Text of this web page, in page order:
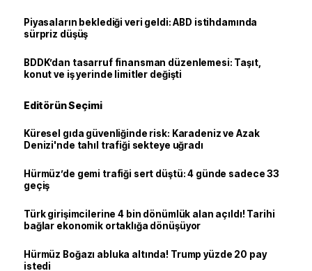
Piyasaların beklediği veri geldi: ABD istihdamında
sürpriz düşüş
BDDK’dan tasarruf finansman düzenlemesi: Taşıt,
konut ve iş yerinde limitler değişti
Editörün Seçimi
Küresel gıda güvenliğinde risk: Karadeniz ve Azak
Denizi'nde tahıl trafiği sekteye uğradı
Hürmüz’de gemi trafiği sert düştü: 4 günde sadece 33
geçiş
Türk girişimcilerine 4 bin dönümlük alan açıldı! Tarihi
bağlar ekonomik ortaklığa dönüşüyor
Hürmüz Boğazı abluka altında! Trump yüzde 20 pay
istedi